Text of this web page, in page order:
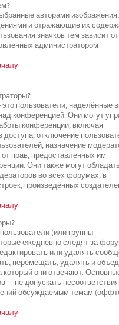
авторами изображения,
и отражающие их
значков тем зависит от
администратором
пользователи, наделённые
конференцией. Они могут
конференции, включая
доступа, отключение
назначение
от прав, предоставленных им
Они также могут
во всех форумах, в
произведённых
(или группы
ежедневно следят за
или удалять
перемещать, удалять и
они отвечают.
— не допускать несоответствия
обсуждаемым темам